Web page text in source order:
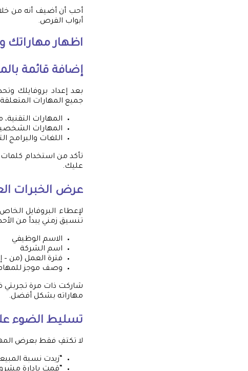
أحب أن أضيف أنه من
أبواب الفرص.
اظهار مهاراتك
إضافة قائمة
بعد إعداد بروفايلك
جميع المهارات
المهارات
المهارات
اللغات والبرامج
تأكد من استخدام
عليك.
عرض الخبرات
لإعطاء البروفايل
تنسيق زمني يبدأ من
الاسم الوظيفي
اسم الشركة
فترة العمل (من –
وصف موجز للمهام
شاركت ذات مرة تجربتي
مهاراته بشكل أفضل.
تسليط الضوء
لا تكتفِ فقط بعرض
“زيدت نسبة المبيعات بنسبة